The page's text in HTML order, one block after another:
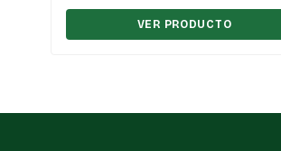
VER PRODUCTO